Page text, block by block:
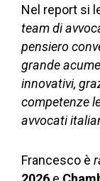
Nel report si
team di
pensiero
grande
innovativi,
competenze
avvocati
Francesco è